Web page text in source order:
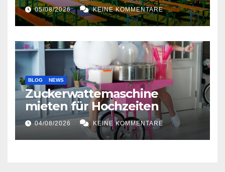
05/08/2026 KEINE KOMMENTARE
BLOG NEWS
Zuckerwattemaschine
mieten für Hochzeiten
04/08/2026 KEINE KOMMENTARE